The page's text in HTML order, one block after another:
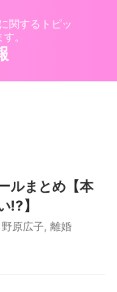
関するトピッ
。
ルまとめ【本
!?】
野原広子 離婚